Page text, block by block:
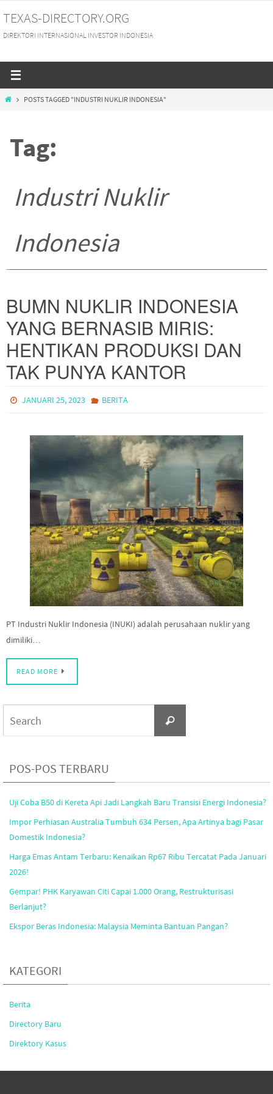
to
content
TEXAS-DIRECTORY.ORG
DIREKTORI INTERNASIONAL INVESTOR INDONESIA
HOMEPOSTS TAGGED "INDUSTRI NUKLIR INDONESIA"
Tag:
Industri Nuklir
Indonesia
BUMN NUKLIR INDONESIA
YANG BERNASIB MIRIS:
HENTIKAN PRODUKSI DAN
TAK PUNYA KANTOR
JANUARI 25, 2023 BERITA
PT Industri Nuklir Indonesia (INUKI) adalah perusahaan nuklir yang
dimiliki…
READ MORE
Search
POS-POS TERBARU
Uji Coba B50 di Kereta Api Jadi Langkah Baru Transisi Energi Indonesia?
Impor Perhiasan Australia Tumbuh 634 Persen, Apa Artinya bagi Pasar
Domestik Indonesia?
Harga Emas Antam Terbaru: Kenaikan Rp67 Ribu Tercatat Pada Januari
2026!
Gempar! PHK Karyawan Citi Capai 1.000 Orang, Restrukturisasi
Berlanjut?
Ekspor Beras Indonesia: Malaysia Meminta Bantuan Pangan?
KATEGORI
Berita
Directory Baru
Direktory Kasus